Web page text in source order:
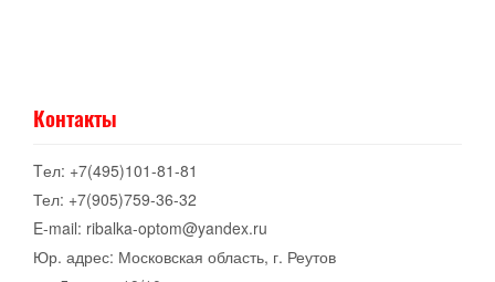
Контакты
Tел: +7(495)101-81-81
Тел: +7(905)759-36-32
E-mail: ribalka-optom@yandex.ru
Юр. адрес: Московская область, г. Реутов